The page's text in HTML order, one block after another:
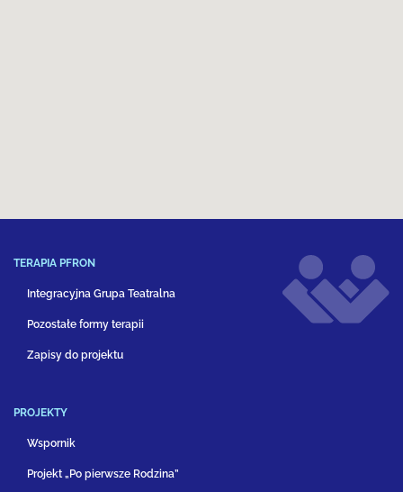
TERAPIA PFRON
Integracyjna Grupa Teatralna
Pozostałe formy terapii
Zapisy do projektu
PROJEKTY
Wspornik
Projekt „Po pierwsze Rodzina”